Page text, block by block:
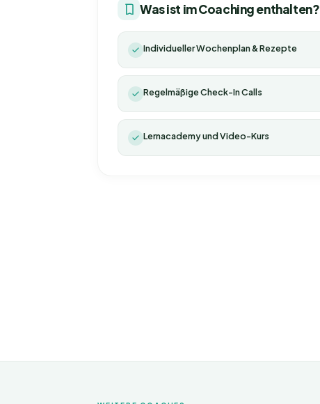
Was ist im Coaching enthalten?
Individueller Wochenplan & Rezepte
Regelmäßige Check-In Calls
Lernacademy und Video-Kurs